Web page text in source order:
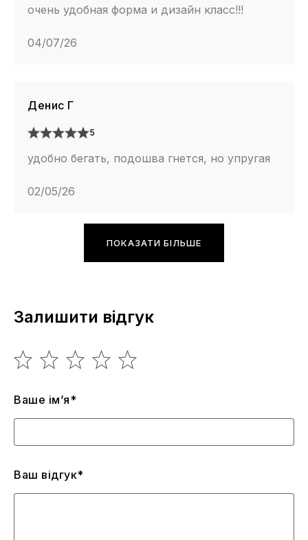
очень удобная форма и дизайн класс!!!
04/07/26
Денис Г
5
удобно бегать, подошва гнется, но упругая
02/05/26
ПОКАЗАТИ БІЛЬШЕ
Залишити відгук
Ваше ім’я*
Ваш відгук*